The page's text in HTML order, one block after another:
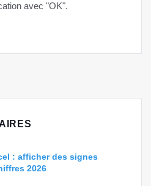
avec "OK".
: afficher des signes
2026